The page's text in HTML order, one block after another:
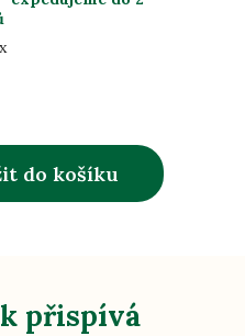
do košíku
přispívá